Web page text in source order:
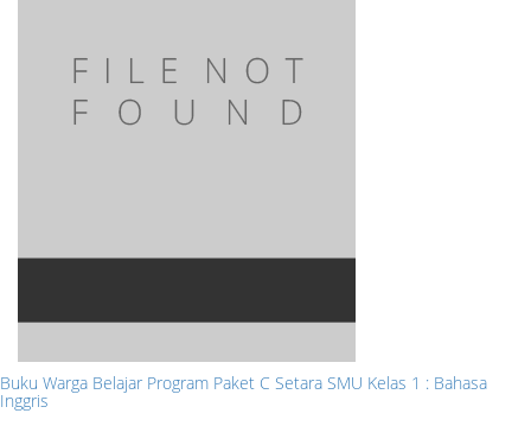
Buku Warga Belajar Program Paket C Setara SMU Kelas 1 : Bahasa
Inggris